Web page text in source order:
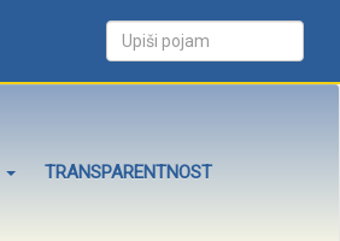
TRANSPARENTNOST